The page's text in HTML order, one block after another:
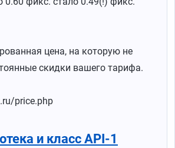
цена, на которую не
скидки вашего тарифа.
price.php
и класс API-1